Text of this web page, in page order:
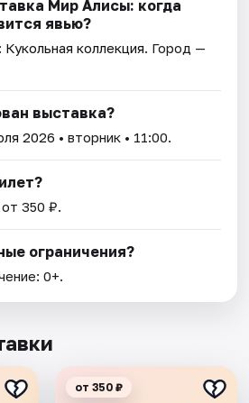
Мир Алисы: когда
явью?
Кукольная коллекция. Город —
выставка?
2026 • вторник • 11:00.
350 ₽.
ограничения?
0+.
от 350 ₽